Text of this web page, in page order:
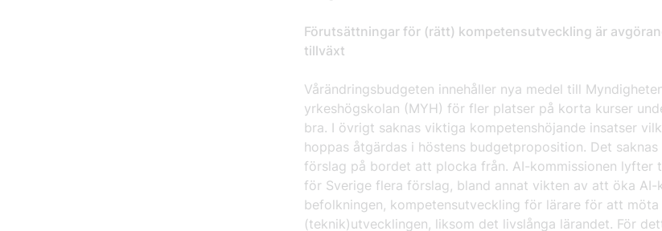
Förutsättningar för (rätt) kompetensutveckling är
tillväxt
Vårändringsbudgeten innehåller nya medel till
yrkeshögskolan (MYH) för fler platser på korta kurser
bra. I övrigt saknas viktiga kompetenshöjande insatser
hoppas åtgärdas i höstens budgetproposition. Det saknas
förslag på bordet att plocka från. AI-kommissionen lyfter
för Sverige flera förslag, bland annat vikten av att öka AI-
befolkningen, kompetensutveckling för lärare för att möta
(teknik)utvecklingen, liksom det livslånga lärandet. För